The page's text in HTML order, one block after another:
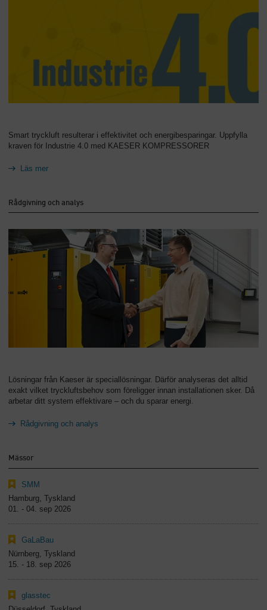
Smart tryckluft resulterar i effektivitet och energibesparingar. Uppfylla
kraven för Industrie 4.0 med KAESER KOMPRESSORER
Läs mer
Rådgivning och analys
Lösningar från Kaeser är speciallösningar. Därför analyseras det alltid
exakt vilket tryckluftsbehov som föreligger innan installationen sker. Då
arbetar ditt system effektivare – och du sparar energi.
Rådgivning och analys
Mässor
SMM
Hamburg, Tyskland
01. - 04. sep 2026
GaLaBau
Nürnberg, Tyskland
15. - 18. sep 2026
glasstec